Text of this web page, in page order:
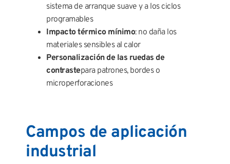
sistema de arranque suave y a los ciclos
programables
Impacto térmico mínimo: no daña los
materiales sensibles al calor
Personalización de las ruedas de
contrastepara patrones, bordes o
microperforaciones
Campos de aplicación
industrial